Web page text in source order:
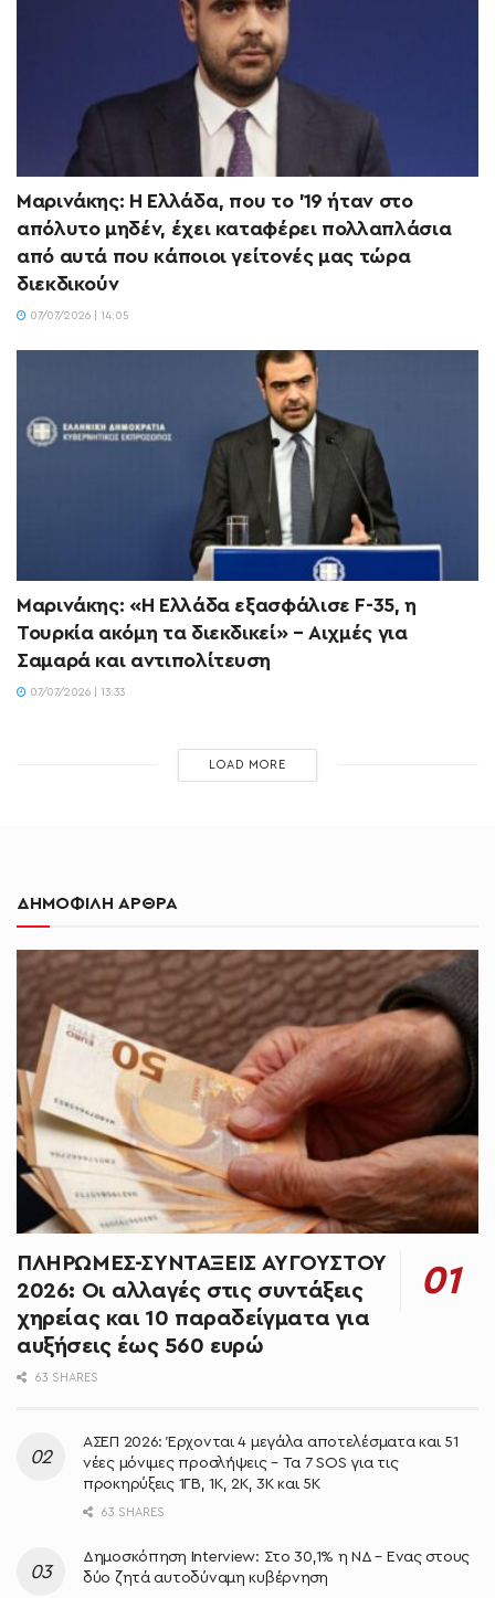
Μαρινάκης: Η Ελλάδα, που το ’19 ήταν στο
απόλυτο μηδέν, έχει καταφέρει πολλαπλάσια
από αυτά που κάποιοι γείτονές μας τώρα
διεκδικούν
07/07/2026 | 14:05
Μαρινάκης: «Η Ελλάδα εξασφάλισε F-35, η
Τουρκία ακόμη τα διεκδικεί» – Αιχμές για
Σαμαρά και αντιπολίτευση
07/07/2026 | 13:33
LOAD MORE
ΔΗΜΟΦΙΛΗ ΑΡΘΡΑ
ΠΛΗΡΩΜΕΣ-ΣΥΝΤΑΞΕΙΣ ΑΥΓΟΥΣΤΟΥ
2026: Οι αλλαγές στις συντάξεις
χηρείας και 10 παραδείγματα για
αυξήσεις έως 560 ευρώ
63 SHARES
ΑΣΕΠ 2026: Έρχονται 4 μεγάλα αποτελέσματα και 51
νέες μόνιμες προσλήψεις – Τα 7 SOS για τις
προκηρύξεις 1ΓΒ, 1Κ, 2Κ, 3Κ και 5Κ
63 SHARES
Δημοσκόπηση Interview: Στο 30,1% η ΝΔ – Ένας στους
δύο ζητά αυτοδύναμη κυβέρνηση